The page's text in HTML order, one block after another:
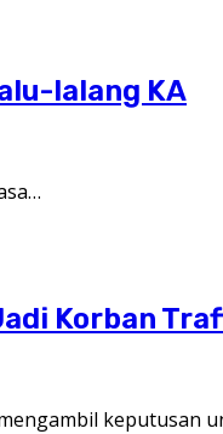
lalang KA
Korban
keputusan